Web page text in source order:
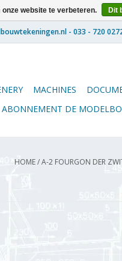
MACHINES
ABONNEMENT DE
HOME/A-2 FOURGON DER
website te verbeteren. Dit